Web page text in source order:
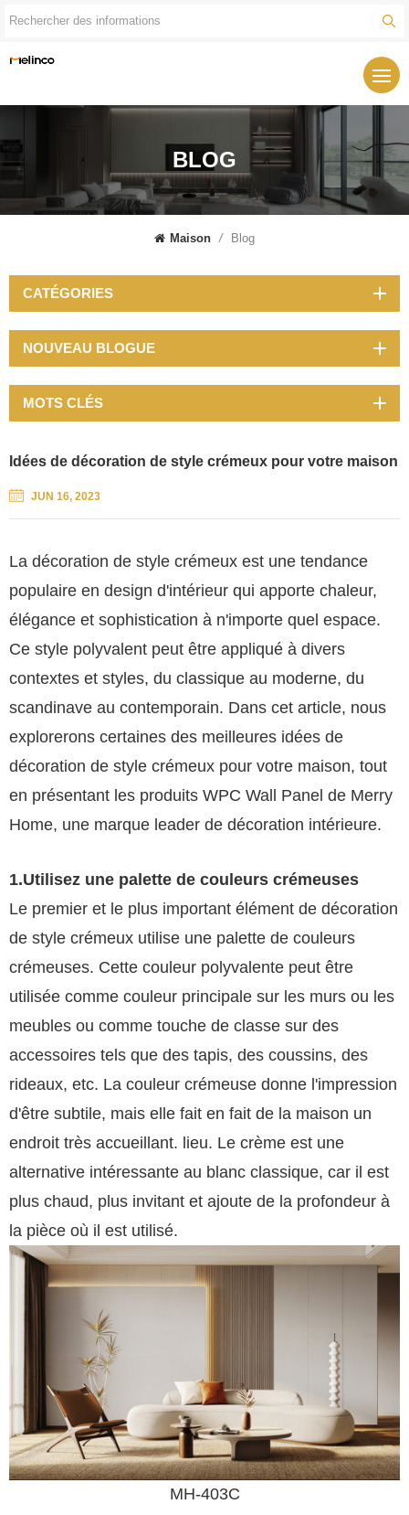
BLOG
Maison / Blog
Idées de décoration de style crémeux pour votre maison
JUN 16, 2023
La décoration de style crémeux est une tendance
populaire en design d'intérieur qui apporte chaleur,
élégance et sophistication à n'importe quel espace.
Ce style polyvalent peut être appliqué à divers
contextes et styles, du classique au moderne, du
scandinave au contemporain. Dans cet article, nous
explorerons certaines des meilleures idées de
décoration de style crémeux pour votre maison, tout
en présentant les produits WPC Wall Panel de Merry
Home, une marque leader de décoration intérieure.
1.Utilisez une palette de couleurs crémeuses
Le premier et le plus important élément de décoration
de style crémeux utilise une palette de couleurs
crémeuses. Cette couleur polyvalente peut être
utilisée comme couleur principale sur les murs ou les
meubles ou comme touche de classe sur des
accessoires tels que des tapis, des coussins, des
rideaux, etc. La couleur crémeuse donne l'impression
d'être subtile, mais elle fait en fait de la maison un
endroit très accueillant. lieu. Le crème est une
alternative intéressante au blanc classique, car il est
plus chaud, plus invitant et ajoute de la profondeur à
la pièce où il est utilisé.
MH-403C
CATÉGORIES
NOUVEAU BLOGUE
MOTS CLÉS